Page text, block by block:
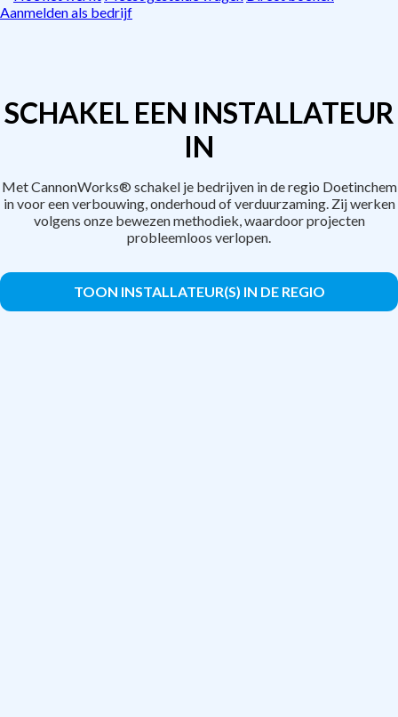
Aanmelden als bedrijf
SCHAKEL EEN INSTALLATEUR
IN
Met CannonWorks® schakel je bedrijven in de regio Doetinchem
in voor een verbouwing, onderhoud of verduurzaming. Zij werken
volgens onze bewezen methodiek, waardoor projecten
probleemloos verlopen.
TOON INSTALLATEUR(S) IN DE REGIO